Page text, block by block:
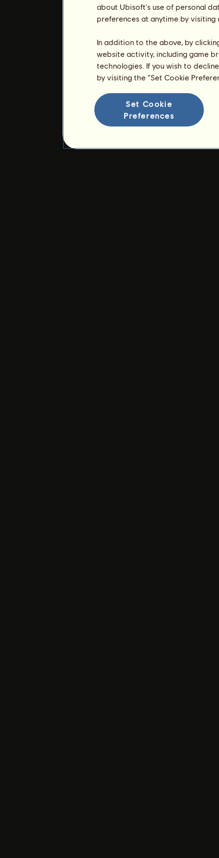
about Ubisoft's use of personal
preferences at anytime by
In addition to the above, by
website activity, including game
technologies. If you wish to
by visiting the “Set Cookie
Set Cookie
Preferences